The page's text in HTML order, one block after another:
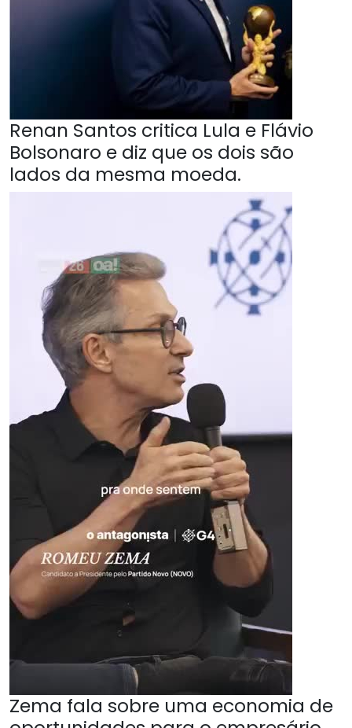
Renan Santos critica Lula e Flávio
Bolsonaro e diz que os dois são
lados da mesma moeda.
Zema fala sobre uma economia de